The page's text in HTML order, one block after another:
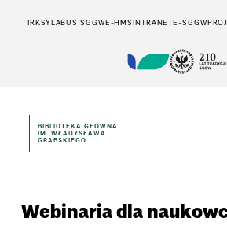
IRKSYLABUS SGGWE-HMSINTRANETE-SGGW
BIBLIOTEKA GŁÓWNA
IM. WŁADYSŁAWA
GRABSKIEGO
Webinaria dla